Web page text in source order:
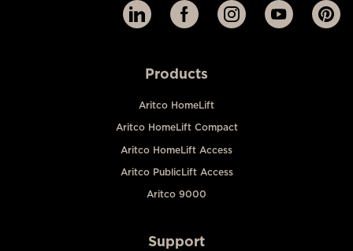
Products
Aritco HomeLift
Aritco HomeLift Compact
Aritco HomeLift Access
Aritco PublicLift Access
Aritco 9000
Support